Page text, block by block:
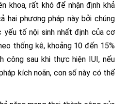
khoa, rất khó để nhận định khả
hai phương pháp này bởi chúng
yếu tố nội sinh nhất định của cơ
thống kê, khoảng 10 đến 15%
công sau khi thực hiện IUI, nếu
kích noãn, con số này có thể